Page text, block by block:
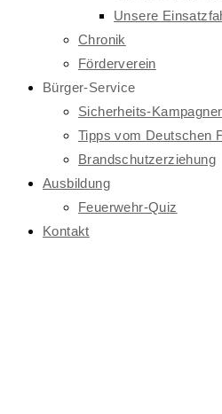
Unsere
Chronik
Förderverein
Bürger-Service
Sicherheits-
Tipps vom Deutschen
Brandschutzerziehung
Ausbildung
Feuerwehr-Quiz
Kontakt